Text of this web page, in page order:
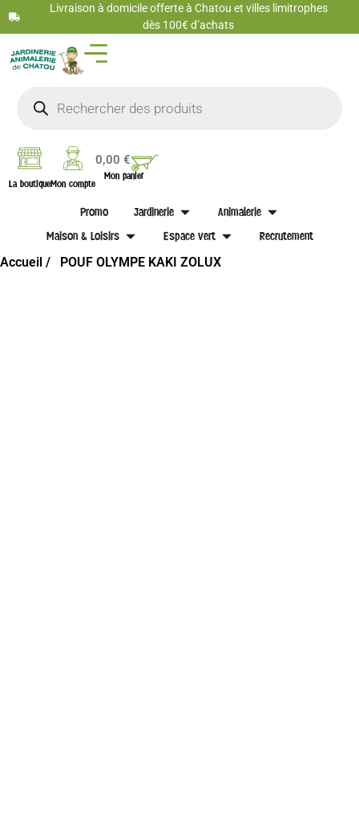
Livraison à domicile offerte à Chatou et villes limitrophes
dès 100€ d’achats
La boutiqueMon compte
0,00€
Mon panier
Promo Jardinerie
Animalerie
Maison & Loisirs
Espace vert Recrutement
Accueil / POUF OLYMPE KAKI ZOLUX